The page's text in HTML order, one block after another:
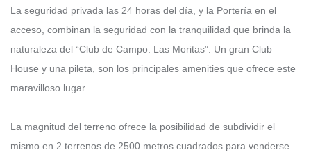
La seguridad privada las 24 horas del día, y la Portería en el
acceso, combinan la seguridad con la tranquilidad que brinda la
naturaleza del “Club de Campo: Las Moritas”. Un gran Club
House y una pileta, son los principales amenities que ofrece este
maravilloso lugar.
La magnitud del terreno ofrece la posibilidad de subdividir el
mismo en 2 terrenos de 2500 metros cuadrados para venderse